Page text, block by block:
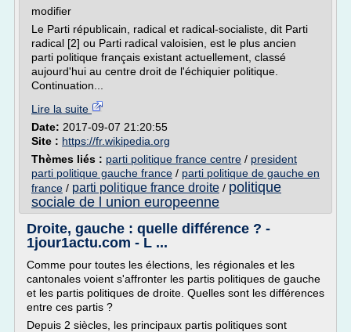
modifier
Le Parti républicain, radical et radical-socialiste, dit Parti
radical [2] ou Parti radical valoisien, est le plus ancien
parti politique français existant actuellement, classé
aujourd'hui au centre droit de l'échiquier politique.
Continuation...
Lire la suite
Date: 2017-09-07 21:20:55
Site : https://fr.wikipedia.org
Thèmes liés : parti politique france centre / president
parti politique gauche france / parti politique de gauche en
france / parti politique france droite / politique
sociale de l union europeenne
Droite, gauche : quelle différence ? -
1jour1actu.com - L ...
Comme pour toutes les élections, les régionales et les
cantonales voient s'affronter les partis politiques de gauche
et les partis politiques de droite. Quelles sont les différences
entre ces partis ?
Depuis 2 siècles, les principaux partis politiques sont